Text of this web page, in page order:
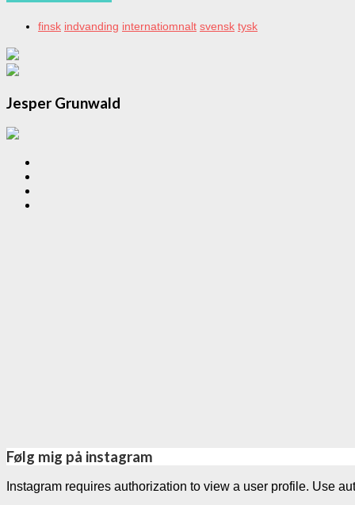
finsk indvanding internatiomnalt svensk tysk
Jesper Grunwald
Følg mig på instagram
Instagram requires authorization to view a user profile. Use